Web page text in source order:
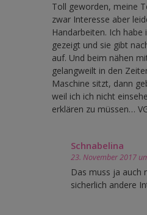
Toll geworden, meine
zwar Interesse aber
Handarbeiten. Ich
gezeigt und sie gibt
auf. Und beim nähen
gelangweilt in den
Maschine sitzt, dann
weil ich ich nicht
erklären zu müssen…
Schnabelina
23. November 2017
Das muss ja auch
sicherlich andere